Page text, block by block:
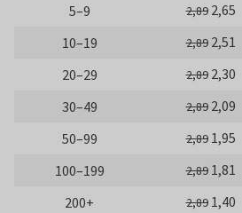
5–9
2,89 2,65
10–19
2,89 2,51
20–29
2,89 2,30
30–49
2,89 2,09
50–99
2,89 1,95
100–199
2,89 1,81
200+
2,89 1,40